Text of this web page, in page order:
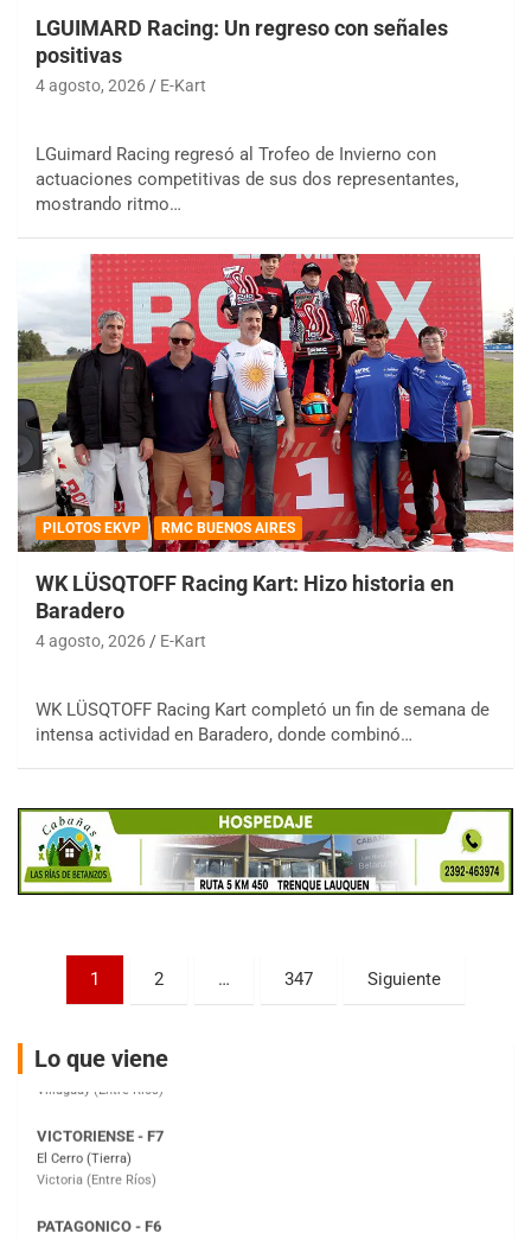
LGUIMARD Racing: Un regreso con señales
positivas
4 agosto, 2026 E-Kart
LGuimard Racing regresó al Trofeo de Invierno con
actuaciones competitivas de sus dos representantes,
mostrando ritmo…
PILOTOS EKVP RMC BUENOS AIRES
WK LÜSQTOFF Racing Kart: Hizo historia en
Baradero
4 agosto, 2026 E-Kart
WK LÜSQTOFF Racing Kart completó un fin de semana de
intensa actividad en Baradero, donde combinó…
Paginación
entradas
1 2 … 347 Siguiente
Lo que viene
08/09-AGO
KDO - F6
Ciudad de Trenque Lauquen (Asfalto)
Trenque Lauquen (Buenos Aires)
Parque de la Velocidad (Asfalto)
Villaguay (Entre Ríos)
El Cerro (Tierra)
Victoria (Entre Ríos)
Moto Club Reginense (Tierra)
Gral. E. Godoy (Río Negro)
Juventud Unida (Tierra)